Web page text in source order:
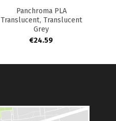
Panchroma PLA
Translucent, Translucent
Grey
€24.59